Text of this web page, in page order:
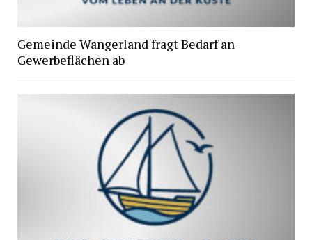
Gemeinde Wangerland fragt Bedarf an
Gewerbeflächen ab